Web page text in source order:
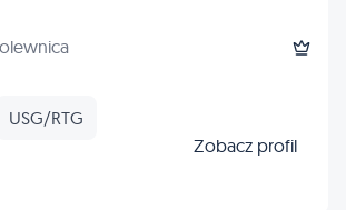
USG/RTG
Zobacz profil